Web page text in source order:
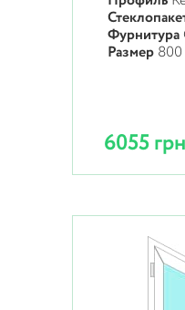
Фурнитура
Размер
6055 грн